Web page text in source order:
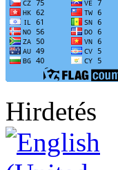
Hirdetés